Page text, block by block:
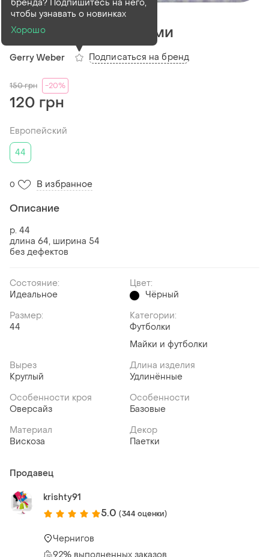
Резерв1 шт
Футболка с пайетками
Gerry Weber
бренда? Подпишитесь на него,
чтобы узнавать о новинках
Хорошо
Подписаться на бренд
150грн -20%
120 грн
Европейский
44
0 В избранное
Описание
р. 44
длина 64, ширина 54
без дефектов
Состояние:
Идеальное
Цвет:
Чёрный
Размер:
44
Категории:
Футболки
Майки и футболки
Вырез
Круглый
Длина изделия
Удлинённые
Особенности кроя
Оверсайз
Особенности
Базовые
Материал
Вискоза
Декор
Паетки
Продавец
krishty91
5.0 (344 оценки)
Чернигов